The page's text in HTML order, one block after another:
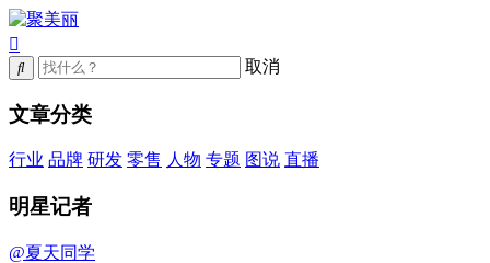
取消
文章分类
行业 品牌 研发 零售 人物 专题 图说 直播
明星记者
@夏天同学